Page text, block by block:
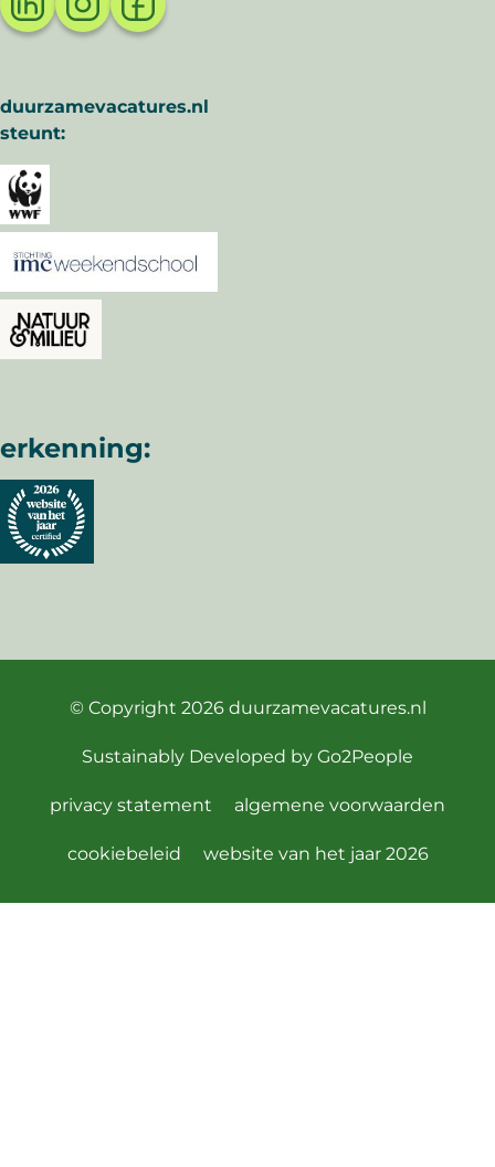
duurzamevacatures.nl
steunt:
erkenning:
© Copyright 2026 duurzamevacatures.nl
Sustainably Developed by Go2People
privacy statement algemene voorwaarden
cookiebeleid website van het jaar 2026